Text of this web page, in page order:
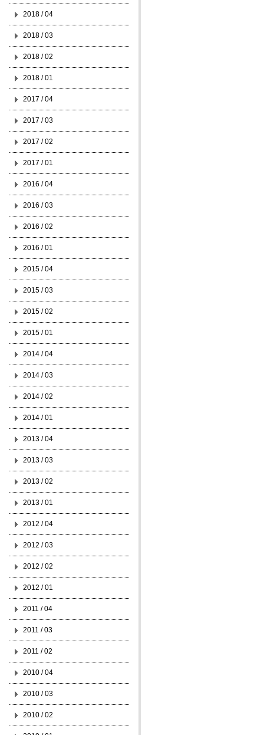
2018 / 04
2018 / 03
2018 / 02
2018 / 01
2017 / 04
2017 / 03
2017 / 02
2017 / 01
2016 / 04
2016 / 03
2016 / 02
2016 / 01
2015 / 04
2015 / 03
2015 / 02
2015 / 01
2014 / 04
2014 / 03
2014 / 02
2014 / 01
2013 / 04
2013 / 03
2013 / 02
2013 / 01
2012 / 04
2012 / 03
2012 / 02
2012 / 01
2011 / 04
2011 / 03
2011 / 02
2010 / 04
2010 / 03
2010 / 02